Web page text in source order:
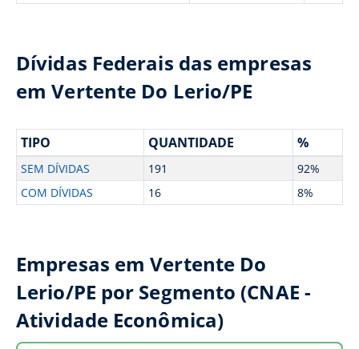
Dívidas Federais das empresas
em Vertente Do Lerio/PE
TIPO QUANTIDADE %
SEM DÍVIDAS 191
92%
COM DÍVIDAS
16 8%
Empresas em Vertente Do
Lerio/PE por Segmento (CNAE -
Atividade Econômica)